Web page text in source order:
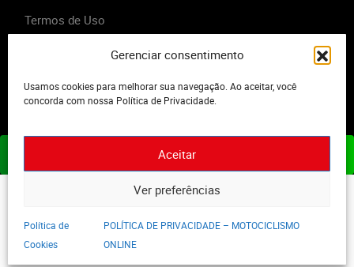
Gerenciar consentimento
Usamos cookies para melhorar sua navegação. Ao aceitar, você
concorda com nossa Política de Privacidade.
Aceitar
Ver preferências
Política de
Cookies
POLÍTICA DE PRIVACIDADE – MOTOCICLISMO
ONLINE
Termos de Uso
2023 - Editora Motor Midia. Todos os direitos reservados.
ASSINE JÁ